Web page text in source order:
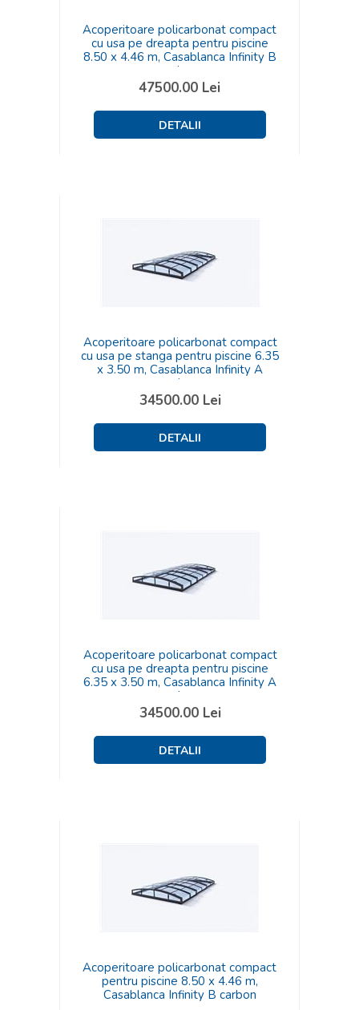
Acoperitoare policarbonat compact
cu usa pe dreapta pentru piscine
8.50 x 4.46 m, Casablanca Infinity B
carbon
47500.00 Lei
Acoperitoare policarbonat compact
cu usa pe stanga pentru piscine 6.35
x 3.50 m, Casablanca Infinity A
carbon
34500.00Lei
Acoperitoare policarbonat compact
cu usa pe dreapta pentru piscine
6.35 x 3.50 m, Casablanca Infinity A
carbon
34500.00Lei
Acoperitoare policarbonat compact
pentru piscine 8.50 x 4.46 m,
Casablanca Infinity B carbon